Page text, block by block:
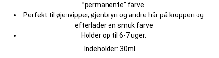
”permanente” farve.
Perfekt til øjenvipper, øjenbryn og andre hår på kroppen og
efterlader en smuk farve
Holder op til 6-7 uger.
Indeholder: 30ml